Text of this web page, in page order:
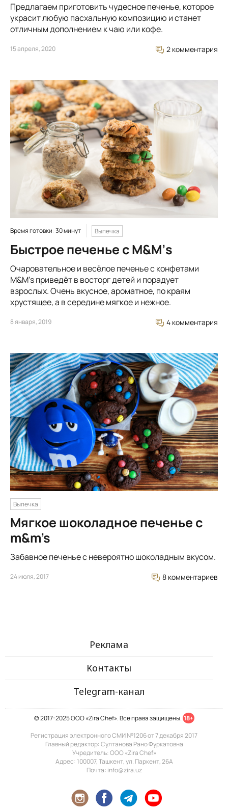
Предлагаем приготовить чудесное печенье, которое
украсит любую пасхальную композицию и станет
отличным дополнением к чаю или кофе.
15 апреля, 2020 2 комментария
Время готовки: 30 минут Выпечка
Быстрое печенье с М&М’s
Очаровательное и весёлое печенье с конфетами
M&M’s приведёт в восторг детей и порадует
взрослых. Очень вкусное, ароматное, по краям
хрустящее, а в середине мягкое и нежное.
8 января, 2019 4 комментария
Выпечка
Мягкое шоколадное печенье с
m&m’s
Забавное печенье с невероятно шоколадным вкусом.
24 июля, 2017 8 комментариев
Реклама
Контакты
Telegram-канал
© 2017-2025 ООО «Zira Chef». Все права защищены. 18+
Регистрация электронного СМИ №1206 от 7 декабря 2017
Главный редактор: Султанова Рано Фуркатовна
Учредитель: ООО «Zira Chef»
Адрес: 100007, Ташкент, ул. Паркент, 26А
Почта: info@zira.uz